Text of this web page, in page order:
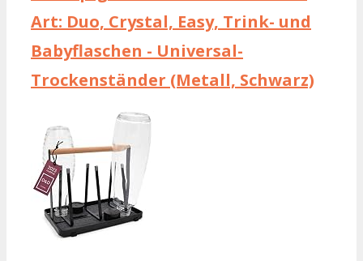
Art: Duo, Crystal, Easy, Trink- und
Babyflaschen - Universal-
Trockenständer (Metall, Schwarz)